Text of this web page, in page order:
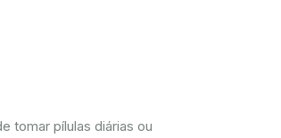
tomar pílulas diárias ou